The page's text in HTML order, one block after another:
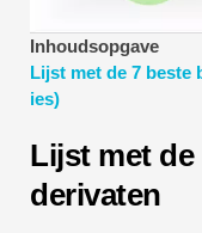
Volledige vorm
Inhoudsopgave
Lijst met de 7 beste
ies)
Lijst met de
derivaten